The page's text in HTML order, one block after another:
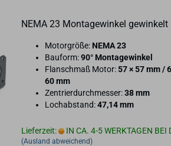
NEMA 23 Mon­ta­ge­win­kel ge­win­kelt
Mo­tor­grö­ße: NEMA 23
Bau­form:90° Mon­ta­ge­win­kel
Flan­sch­maß Motor:57 × 57 mm /
60 mm
Zen­trier­durch­mes­ser:38 mm
Loch­ab­stand:47,14 mm
Lieferzeit: IN CA. 4-5 WERKTAGEN BEI
(Ausland abweichend)